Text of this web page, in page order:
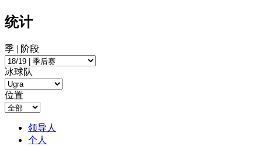
统计
季 | 阶段
冰球队
位置
领导人
个人